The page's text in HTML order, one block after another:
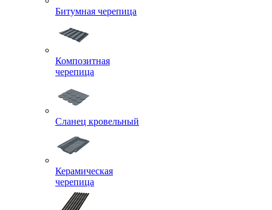
Битумная черепица
Композитная
черепица
Сланец кровельный
Керамическая
черепица